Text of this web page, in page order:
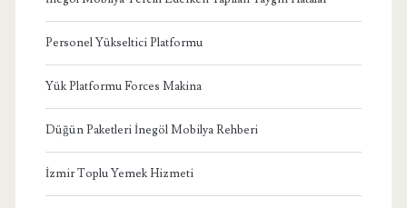
Personel Yükseltici Platformu
Yük Platformu Forces Makina
Düğün Paketleri İnegöl Mobilya Rehberi
İzmir Toplu Yemek Hizmeti